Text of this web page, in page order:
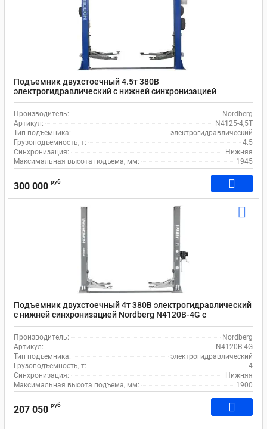
Подъемник двухстоечный 4.5т 380В
электрогидравлический с нижней синхронизацией
Nordberg N4125-4,5T с проставками
Производитель:
Nordberg
Артикул:
N4125-4,5T
Тип подъемника:
электрогидравлический
Грузоподъемность, т:
4.5
Синхронизация:
Нижняя
Максимальная высота подъема, мм:
1945
300 000 руб
Подъемник двухстоечный 4т 380В электрогидравлический
с нижней синхронизацией Nordberg N4120B-4G с
проставками
Производитель:
Nordberg
Артикул:
N4120B-4G
Тип подъемника:
электрогидравлический
Грузоподъемность, т:
4
Синхронизация:
Нижняя
Максимальная высота подъема, мм:
1900
207 050 руб